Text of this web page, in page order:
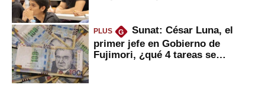
PLUS G
Sunat: César Luna, el
primer jefe en Gobierno de
Fujimori, ¿qué 4 tareas se